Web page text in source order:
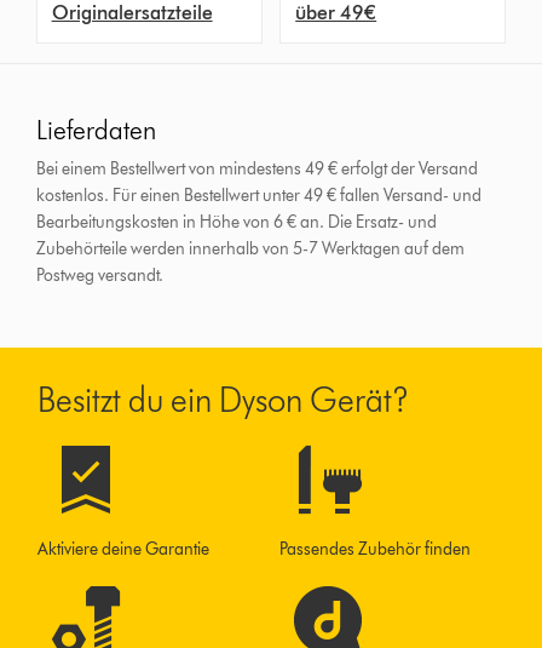
Originalersatzteile
über 49€
Lieferdaten
Bei einem Bestellwert von mindestens 49 € erfolgt der Versand
kostenlos. Für einen Bestellwert unter 49 € fallen Versand- und
Bearbeitungskosten in Höhe von 6 € an. Die Ersatz- und
Zubehörteile werden innerhalb von 5-7 Werktagen auf dem
Postweg versandt.
Besitzt du ein Dyson Gerät?
Aktiviere deine Garantie Passendes Zubehör finden